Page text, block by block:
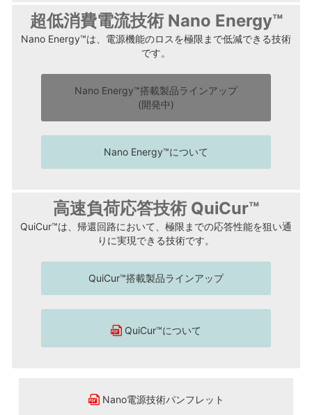
超低消費電流技術 Nano Energy™
Nano Energy™は、電源機能のロスを極限まで低減できる技術
です。
Nano Energy™搭載製品ラインアップ
(開発中)
Nano Energy™について
高速負荷応答技術 QuiCur™
QuiCur™は、帰還回路において、極限までの応答性能を狙い通
りに実現できる技術です。
QuiCur™搭載製品ラインアップ
QuiCur™について
Nano電源技術パンフレット